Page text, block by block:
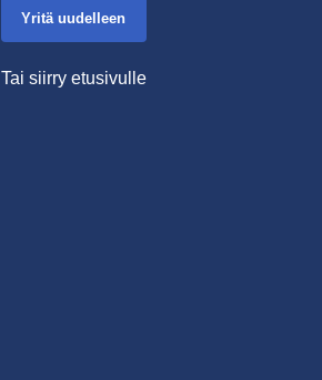
Yritä uudelleen
Tai siirry etusivulle